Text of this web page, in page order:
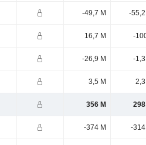
-49,7 M -55,2
16,7 M -
-26,9 M -1,3
3,5 M 2,3
356 M 298
-374 M -314